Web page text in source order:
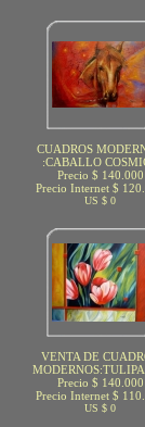
CUADROS
:CABALLO
Precio $ 140.000
Precio Internet $
US $ 0
VENTA DE
Precio $ 140.000
Precio Internet $
US $ 0